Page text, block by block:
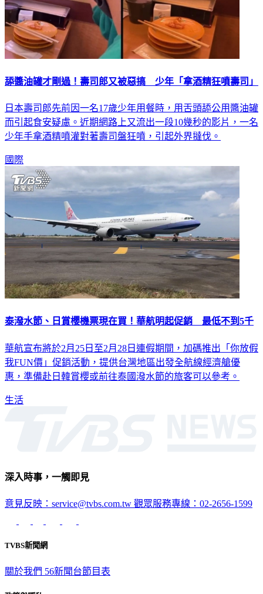
舔醬油罐才剛過！壽司郎又被惡搞 少年「拿酒精狂噴壽司」
日本壽司郎先前因一名17歲少年用餐時，用舌頭舔公用醬油罐
而引起食安疑慮。近期網路上又流出一段10幾秒的影片，一名
少年手拿酒精噴灌對著壽司盤狂噴，引起外界撻伐。
國際
泰潑水節、日賞櫻機票現在買！華航明起促銷 最低不到5千
華航宣布將於2月25日至2月28日連假期間，加碼推出「你放假
我FUN價」促銷活動，提供台灣地區出發全航線經濟艙優
惠，準備赴日韓賞櫻或前往泰國潑水節的旅客可以參考。
生活
深入時事，一觸即見
意見反映：service@tvbs.com.tw 觀眾服務專線：02-2656-1599
TVBS新聞網
關於我們 56新聞台節目表